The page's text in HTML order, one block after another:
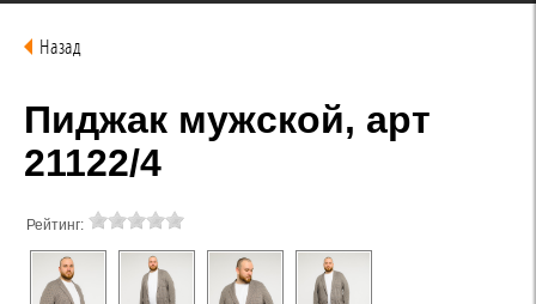
Назад
Пиджак мужской, арт
21122/4
Рейтинг: